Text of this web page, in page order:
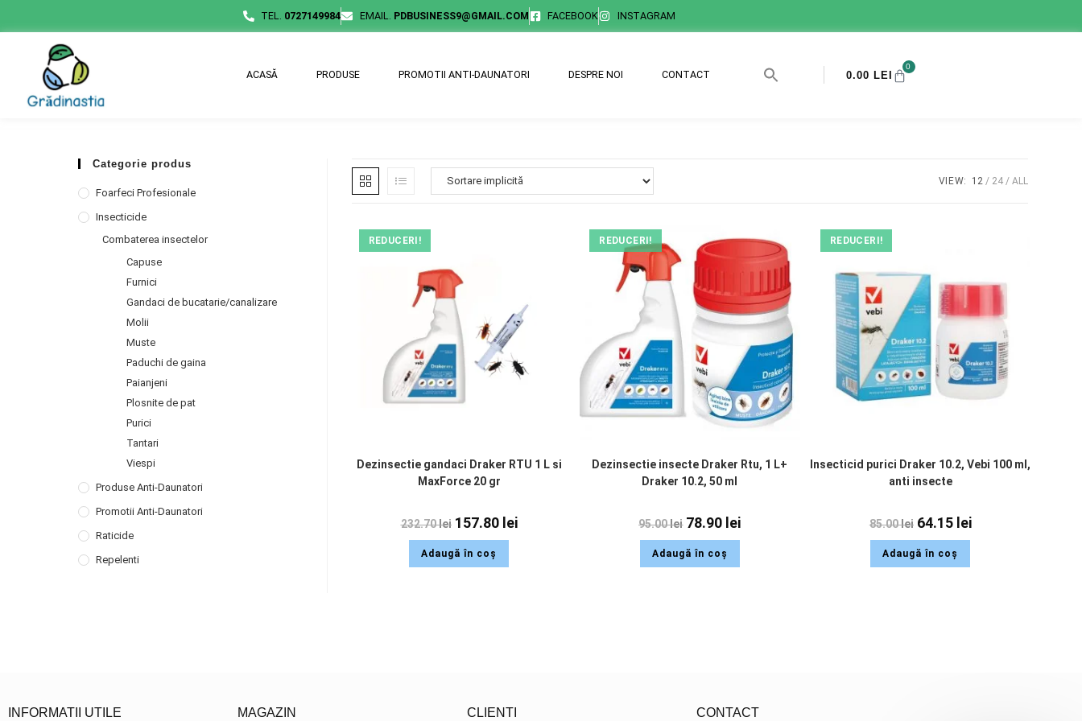
TEL. 0727149984 EMAIL. PDBUSINESS9@GMAIL.COM FACEBOOK INSTAGRAM
ACASĂ PRODUSE PROMOTII ANTI-DAUNATORI DESPRE NOI CONTACT 0.00 LEI
0
VIEW: 12 24 ALL
REDUCERI!
Dezinsectie gandaci Draker RTU 1 L si
MaxForce 20 gr
232.70lei 157.80 lei
Adaugă în coș
REDUCERI!
Dezinsectie insecte Draker Rtu, 1 L+
Draker 10.2, 50 ml
95.00lei 78.90 lei
Adaugă în coș
REDUCERI!
Insecticid purici Draker 10.2, Vebi 100 ml,
anti insecte
85.00lei 64.15 lei
Adaugă în coș
Categorie produs
Foarfeci Profesionale
Insecticide
Combaterea insectelor
Capuse
Furnici
Gandaci de bucatarie/canalizare
Molii
Muste
Paduchi de gaina
Paianjeni
Plosnite de pat
Purici
Tantari
Viespi
Produse Anti-Daunatori
Promotii Anti-Daunatori
Raticide
Repelenti
INFORMATII UTILE MAGAZIN CLIENTI CONTACT